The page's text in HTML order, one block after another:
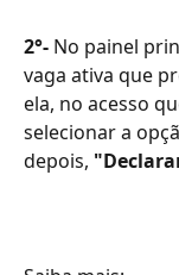
2°- No painel
vaga ativa que
ela, no acesso
selecionar a
depois,